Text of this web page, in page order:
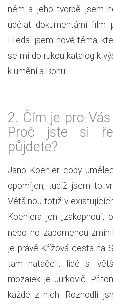
něm a jeho tvorbě jsem
udělat dokumentární film
Hledal jsem nové téma,
se mi do rukou katalog k
k umění a Bohu.
2. Čím je pro
Proč jste si
půjdete?
Jano Koehler coby
opomíjen, tudíž jsem to
Většinou totiž v
Koehlera jen „zakopnou“,
nebo ho zapomenou
je právě Křížová cesta na
tam natáčeli, lidé si
mozaiek je Jurkovič.
každé z nich. Rozhodli